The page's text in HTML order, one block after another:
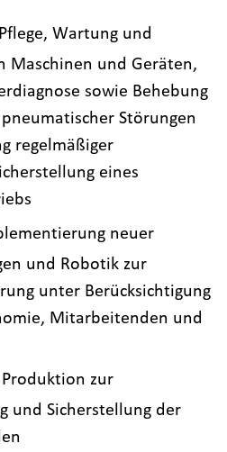
Wartung und
Maschinen und Geräten,
sowie Behebung
Störungen
regelmäßiger
eines
neuer
und Robotik zur
unter Berücksichtigung
Mitarbeitenden und
zur
und Sicherstellung der